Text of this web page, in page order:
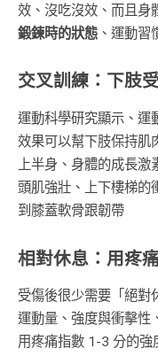
效、沒吃沒效、而且身
鍛鍊時的狀態 、運動
交叉訓練：下肢
運動科學研究顯示、運
效果可以幫下肢保持肌
上半身、身體的成長激
頭肌強壯、上下樓梯的
到膝蓋軟骨跟韌帶
相對休息：用疼
受傷後很少需要「絕對
運動量、強度與衝擊性
用疼痛指數 1-3 分的強